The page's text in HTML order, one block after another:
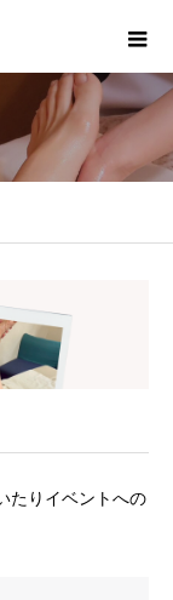
たりイベントへの